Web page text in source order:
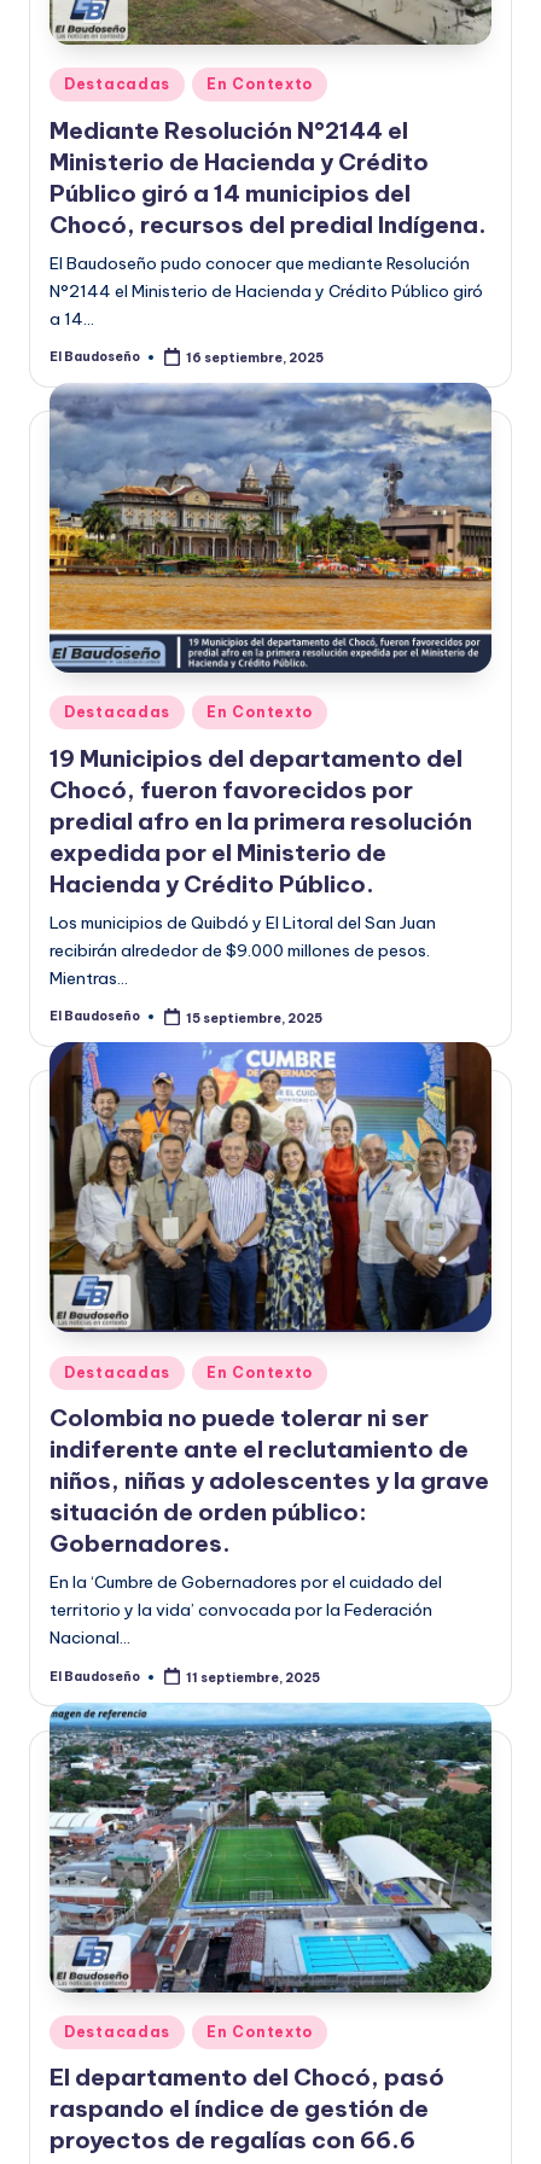
U
D
O
Publicado
en
Destacadas En Contexto
Mediante Resolución N°2144 el
Ministerio de Hacienda y Crédito
Público giró a 14 municipios del
Chocó, recursos del predial Indígena.
El Baudoseño pudo conocer que mediante Resolución
N°2144 el Ministerio de Hacienda y Crédito Público giró
a 14…
Publicado
El Baudoseño 16 septiembre, 2025
Publicado
en
Destacadas En Contexto
19 Municipios del departamento del
Chocó, fueron favorecidos por
predial afro en la primera resolución
expedida por el Ministerio de
Hacienda y Crédito Público.
Los municipios de Quibdó y El Litoral del San Juan
recibirán alrededor de $9.000 millones de pesos.
Mientras…
Publicado
El Baudoseño 15 septiembre, 2025
Publicado
en
Destacadas En Contexto
Colombia no puede tolerar ni ser
indiferente ante el reclutamiento de
niños, niñas y adolescentes y la grave
situación de orden público:
Gobernadores.
En la ‘Cumbre de Gobernadores por el cuidado del
territorio y la vida’ convocada por la Federación
Nacional…
Publicado
El Baudoseño 11 septiembre, 2025
Publicado
en
Destacadas En Contexto
El departamento del Chocó, pasó
raspando el índice de gestión de
proyectos de regalías con 66.6